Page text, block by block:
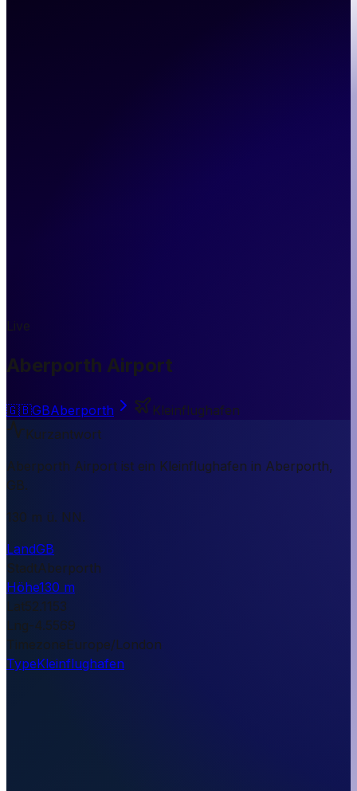
Live
Aberporth Airport
🇬🇧GBAberporth
Kleinflughafen
Kurzantwort
Aberporth Airport ist ein Kleinflughafen in Aberporth,
GB.
130 m ü. NN.
LandGB
StadtAberporth
Höhe130 m
Lat52.1153
Lng-4.5569
TimezoneEurope/London
TypeKleinflughafen